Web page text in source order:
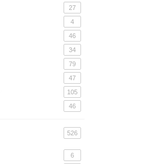
27
4
46
34
79
47
105
46
526
6